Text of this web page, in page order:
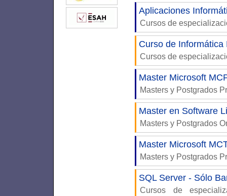
Aplicaciones
Cursos de
Curso de Informática
Cursos de
Master Microsoft
Masters y Postgrados
Master en Software
Masters y Postgrados
Master Microsoft
Masters y Postgrados
SQL Server - Sólo
Cursos de